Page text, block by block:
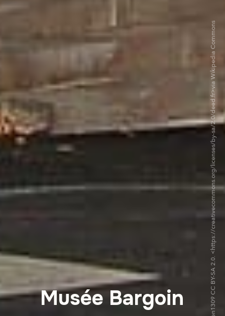
Musée Bargoin ©Fabien1309 CC BY-SA 2.0. <https://creativecommons.org/licenses/by-sa/2.0/deed.fr>via Wikipedia Commons